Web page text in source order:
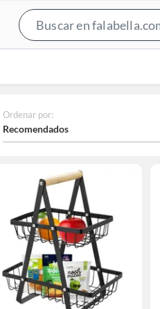
Ordenar por:
Recomendados